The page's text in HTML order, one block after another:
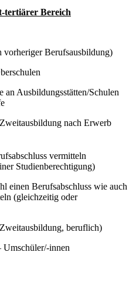
tertiärer Bereich
vorheriger Berufsausbildung)
an Ausbildungsstätten/Schulen
nach Erwerb
vermitteln
Studienberechtigung)
einen Berufsabschluss wie auch
(gleichzeitig oder
beruflich)
Umschüler/-innen